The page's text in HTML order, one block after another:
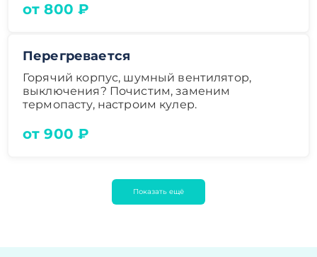
от 800 ₽
Перегревается
Горячий корпус, шумный вентилятор,
выключения? Почистим, заменим
термопасту, настроим кулер.
от 900 ₽
Показать ещё